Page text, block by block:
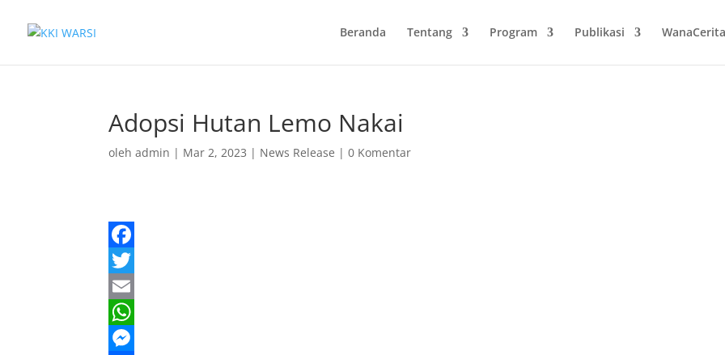
Beranda Tentang Program Publikasi WanaCerita
Adopsi Hutan Lemo Nakai
olehadmin | Mar 2, 2023 | News Release |0 Komentar
F
a
c
e
T
w
E
m
W